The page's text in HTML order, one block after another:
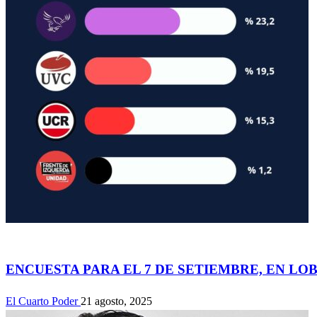
ENCUESTA PARA EL 7 DE SETIEMBRE, EN
El Cuarto Poder21 agosto, 2025